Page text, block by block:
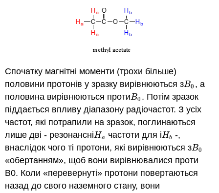
Спочатку магнітні моменти (трохи більше)
половини протонів у зразку вирівнюються зB0
B0 , а
половина вирівнюються протиB0
B0 . Потім зразок
піддається впливу діапазону радіочастот. З усіх
частот, які потрапили на зразок, поглинаються
лише дві - резонансніHa
Ha частоти для іHb
Hb -,
внаслідок чого ті протони, які вирівнюються зB0
B0
«обертанням», щоб вони вирівнювалися проти
B0. Коли «перевернуті» протони повертаються
назад до свого наземного стану, вони